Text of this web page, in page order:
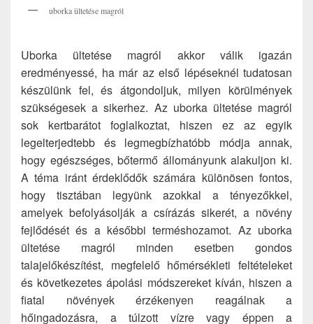
uborka ültetése magról
Uborka ültetése magról akkor válik igazán
eredményessé, ha már az első lépéseknél tudatosan
készülünk fel, és átgondoljuk, milyen körülmények
szükségesek a sikerhez. Az uborka ültetése magról
sok kertbarátot foglalkoztat, hiszen ez az egyik
legelterjedtebb és legmegbízhatóbb módja annak,
hogy egészséges, bőtermő állományunk alakuljon ki.
A téma iránt érdeklődők számára különösen fontos,
hogy tisztában legyünk azokkal a tényezőkkel,
amelyek befolyásolják a csírázás sikerét, a növény
fejlődését és a későbbi terméshozamot. Az uborka
ültetése magról minden esetben gondos
talajelőkészítést, megfelelő hőmérsékleti feltételeket
és következetes ápolási módszereket kíván, hiszen a
fiatal növények érzékenyen reagálnak a
hőingadozásra, a túlzott vízre vagy éppen a